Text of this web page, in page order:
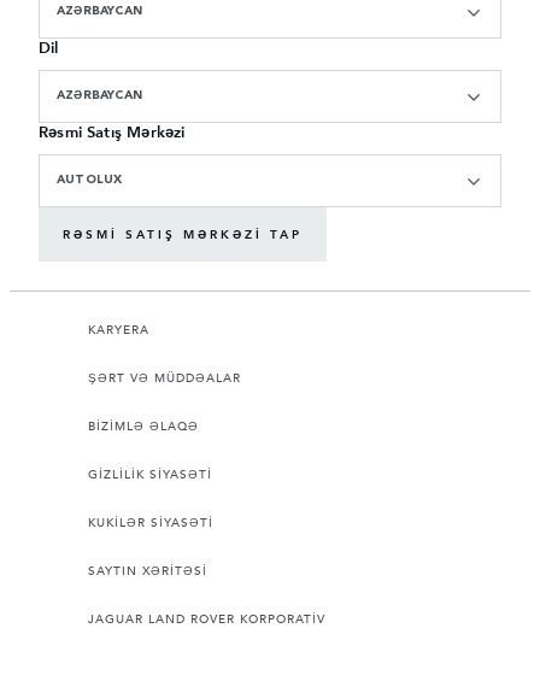
AZƏRBAYCAN
Dil
AZƏRBAYCAN
Rəsmi Satış Mərkəzi
AUTOLUX
RƏSMI SATIŞ MƏRKƏZI TAP
KARYERA
ŞƏRT VƏ MÜDDƏALAR
BİZİMLƏ ƏLAQƏ
GİZLİLİK SİYASƏTİ
KUKİLƏR SİYASƏTİ
SAYTIN XƏRİTƏSİ
JAGUAR LAND ROVER KORPORATİV